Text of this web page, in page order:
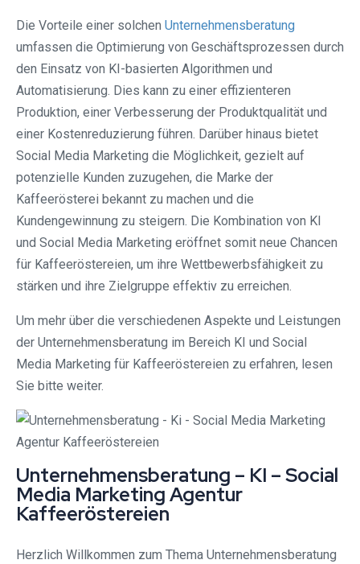
Die Vorteile einer solchen Unternehmensberatung
umfassen die Optimierung von Geschäftsprozessen durch
den Einsatz von KI-basierten Algorithmen und
Automatisierung. Dies kann zu einer effizienteren
Produktion, einer Verbesserung der Produktqualität und
einer Kostenreduzierung führen. Darüber hinaus bietet
Social Media Marketing die Möglichkeit, gezielt auf
potenzielle Kunden zuzugehen, die Marke der
Kaffeerösterei bekannt zu machen und die
Kundengewinnung zu steigern. Die Kombination von KI
und Social Media Marketing eröffnet somit neue Chancen
für Kaffeeröstereien, um ihre Wettbewerbsfähigkeit zu
stärken und ihre Zielgruppe effektiv zu erreichen.
Um mehr über die verschiedenen Aspekte und Leistungen
der Unternehmensberatung im Bereich KI und Social
Media Marketing für Kaffeeröstereien zu erfahren, lesen
Sie bitte weiter.
Unternehmensberatung – KI – Social
Media Marketing Agentur
Kaffeeröstereien
Herzlich Willkommen zum Thema Unternehmensberatung